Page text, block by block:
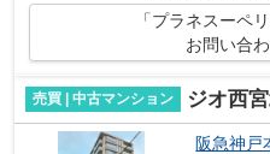
「プラネスーペ
お問い合
売買 | 中古マンション ジオ西
阪急神戸